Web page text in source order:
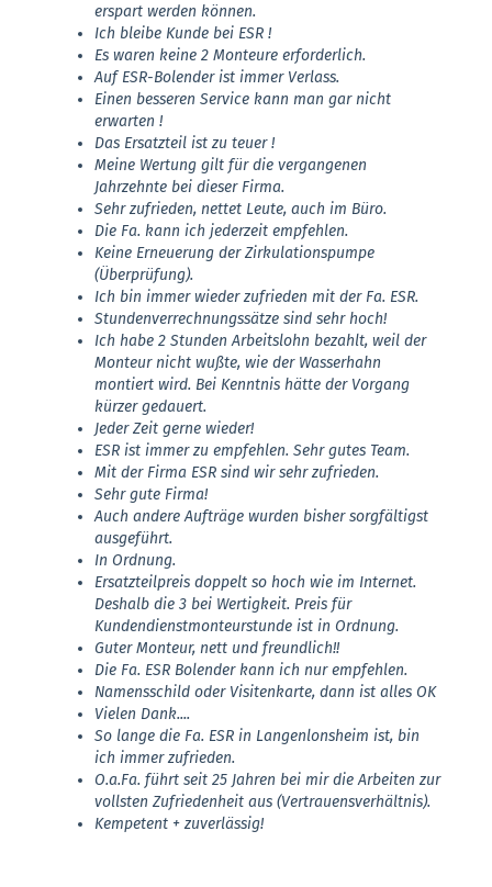
erspart werden können.
Ich bleibe Kunde bei ESR !
Es waren keine 2 Monteure erforderlich.
Auf ESR-Bolender ist immer Verlass.
Einen besseren Service kann man gar nicht
erwarten !
Das Ersatzteil ist zu teuer !
Meine Wertung gilt für die vergangenen
Jahrzehnte bei dieser Firma.
Sehr zufrieden, nettet Leute, auch im Büro.
Die Fa. kann ich jederzeit empfehlen.
Keine Erneuerung der Zirkulationspumpe
(Überprüfung).
Ich bin immer wieder zufrieden mit der Fa. ESR.
Stundenverrechnungssätze sind sehr hoch!
Ich habe 2 Stunden Arbeitslohn bezahlt, weil der
Monteur nicht wußte, wie der Wasserhahn
montiert wird. Bei Kenntnis hätte der Vorgang
kürzer gedauert.
Jeder Zeit gerne wieder!
ESR ist immer zu empfehlen. Sehr gutes Team.
Mit der Firma ESR sind wir sehr zufrieden.
Sehr gute Firma!
Auch andere Aufträge wurden bisher sorgfältigst
ausgeführt.
In Ordnung.
Ersatzteilpreis doppelt so hoch wie im Internet.
Deshalb die 3 bei Wertigkeit. Preis für
Kundendienstmonteurstunde ist in Ordnung.
Guter Monteur, nett und freundlich!!
Die Fa. ESR Bolender kann ich nur empfehlen.
Namensschild oder Visitenkarte, dann ist alles OK
Vielen Dank....
So lange die Fa. ESR in Langenlonsheim ist, bin
ich immer zufrieden.
O.a.Fa. führt seit 25 Jahren bei mir die Arbeiten zur
vollsten Zufriedenheit aus (Vertrauensverhältnis).
Kempetent + zuverlässig!